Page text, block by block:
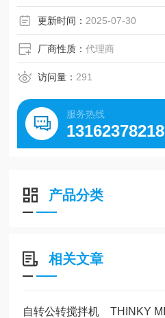
更新时间： 2025-07-30
厂商性质：代理商
访问量： 291
服务热线
13162378218
产品分类
相关文章